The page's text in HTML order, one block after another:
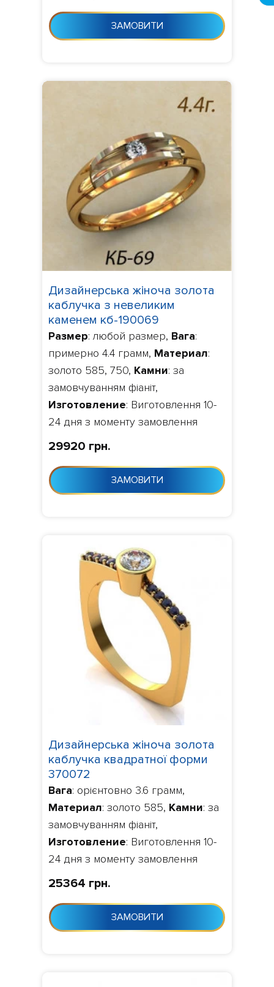
ЗАМОВИТИ
Дизайнерська жіноча золота
каблучка з невеликим
каменем кб-190069
Размер: любой размер, Вага:
примерно 4.4 грамм, Материал:
золото 585, 750, Камни: за
замовчуванням фіаніт,
Изготовление: Виготовлення 10-
24 дня з моменту замовлення
29920 грн.
ЗАМОВИТИ
Дизайнерська жіноча золота
каблучка квадратної форми
370072
Вага: орієнтовно 3.6 грамм,
Материал: золото 585, Камни: за
замовчуванням фіаніт,
Изготовление: Виготовлення 10-
24 дня з моменту замовлення
25364 грн.
ЗАМОВИТИ